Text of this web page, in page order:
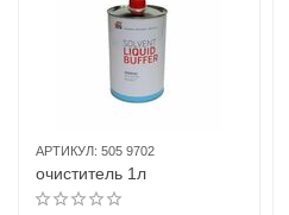
АРТИКУЛ: 505 9702
очиститель 1л